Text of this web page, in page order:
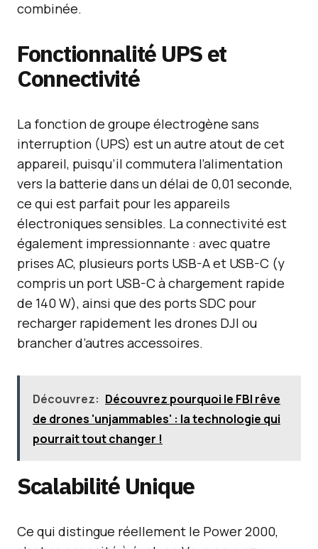
combinée.
Fonctionnalité UPS et
Connectivité
La fonction de groupe électrogène sans
interruption (UPS) est un autre atout de cet
appareil, puisqu’il commutera l’alimentation
vers la batterie dans un délai de 0,01 seconde,
ce qui est parfait pour les appareils
électroniques sensibles. La connectivité est
également impressionnante : avec quatre
prises AC, plusieurs ports USB-A et USB-C (y
compris un port USB-C à chargement rapide
de 140 W), ainsi que des ports SDC pour
recharger rapidement les drones DJI ou
brancher d’autres accessoires.
Découvrez: Découvrez pourquoi le FBI rêve
de drones 'unjammables' : la technologie qui
pourrait tout changer !
Scalabilité Unique
Ce qui distingue réellement le Power 2000,